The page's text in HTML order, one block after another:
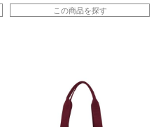
この商品を探す